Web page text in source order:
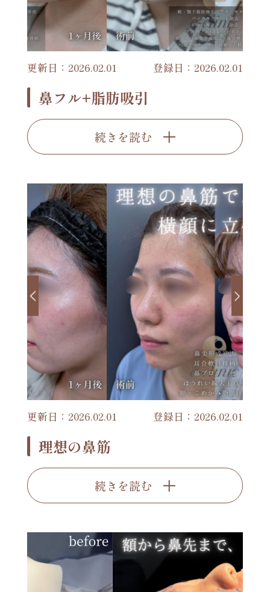
更新日：2026.02.01 登録日：2026.02.01
鼻フル+脂肪吸引
続きを読む
更新日：2026.02.01 登録日：2026.02.01
理想の鼻筋
続きを読む